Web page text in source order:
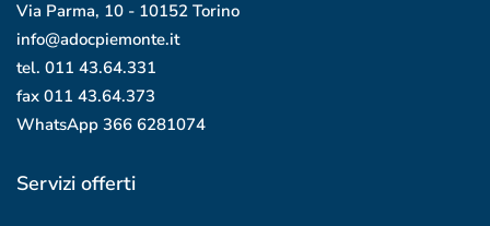
Via Parma, 10 - 10152 Torino
info@adocpiemonte.it
tel. 011 43.64.331
fax 011 43.64.373
WhatsApp 366 6281074
Servizi offerti